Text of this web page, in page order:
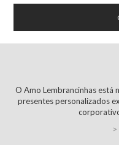
O Amo Lembrancinhas está
presentes personalizados